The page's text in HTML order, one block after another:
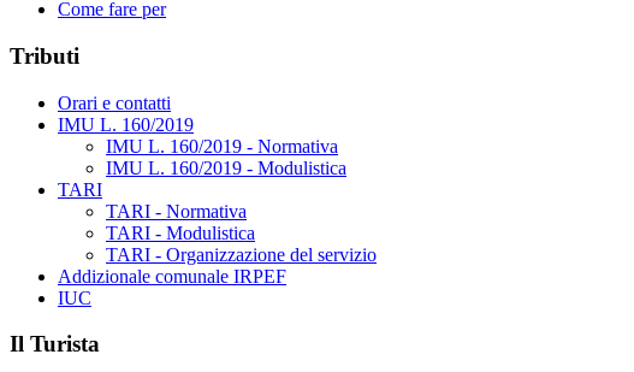
Come fare per
Tributi
Orari e contatti
IMU L. 160/2019
IMU L. 160/2019 - Normativa
IMU L. 160/2019 - Modulistica
TARI
TARI - Normativa
TARI - Modulistica
TARI - Organizzazione del servizio
Addizionale comunale IRPEF
IUC
Il Turista